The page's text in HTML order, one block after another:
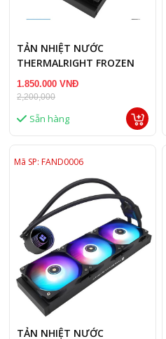
TẢN NHIỆT NƯỚC
THERMALRIGHT FROZEN
WARFAME BLACK 240 X
1.850.000 VNĐ
2,200,000
Sẵn hàng
Mã SP: FAND0006
TẢN NHIỆT NƯỚC